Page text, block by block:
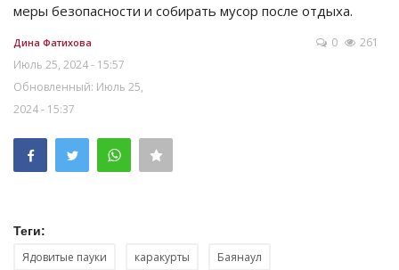
меры безопасности и собирать мусор после отдыха.
Дина Фатихова
Июль 25, 2024 - 15:57
Обновленный: Июль 25,
2024 - 15:37
0 261
Теги:
Ядовитые пауки каракурты Баянаул